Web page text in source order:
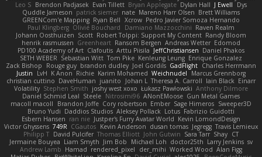
Leo S Brendon Padjasek Evan Tillett Bryan Applegate Dylan Hall J Ewell
Dys
Quddle Jameson patrick siemer nate Mareno Harr Olsen Brett Williams
GREENCom'e Mapping Ryan Bell Xcrow Pedro Javier Somoza Hernando
Paul Klingberg Olivié Bouchard Damiano Mazzocchini Raven Realm
Johann Oosthuizen Scott Robert Tolppi: Support My Content Randy Bloom
henrik rasmussen Greenheart Ransom Bergen Andreas Wetter Edomod
PD100 Academy of Art Clafoutis Arttu Piisila JeffChristiansen Daniel Phakos
SETH WEBER Sebastian Witt Tom Pike Kenleung Leung Enrique Gonzalez
Zack Bishop
Rouge guy brandon dudley Joel Gordils GadFlight Charles Herrmann
Justin
LvH K Anon Richie Karim Mohamed Weichnudel
Marcus Grennborg
christian cuttino DaveHuman juanito Johan L Theresa A. Carroll Iain Black Einarr
Volatility Stephen Smith joshy west xoxo Łukasz Pawłowski Anthony Dilmore
Daniel Schmid Leal Steele Nitrosimi96 ANonEMoose Gun Metal Games
macoll macoll
Brandon Joffe Cory robertson Ember Sage Himeros Sweeper3D
Bruno Yudi Daddios Studios Aleksey Pollack Lotus Fabrizio Guidotti
Esbern Hansen ran nie Justper's Furry Avatar World Kevin LomondDesign
Victor Ghyssens 749R CGautos Kevin Anderson dusan tomas Jegregg Travis Lemieux
Philipp T David Pulcifer Thomas Elliott John Gutwin Sara Tarr Shay CT
Jermaine Bouyea Liam Smyth Jim Bob Michael Loh doctor25th Larry Jenkins sv
Andrew Lamb Hamad rendered_pixel der_mihi Worked Wood Alan Figg